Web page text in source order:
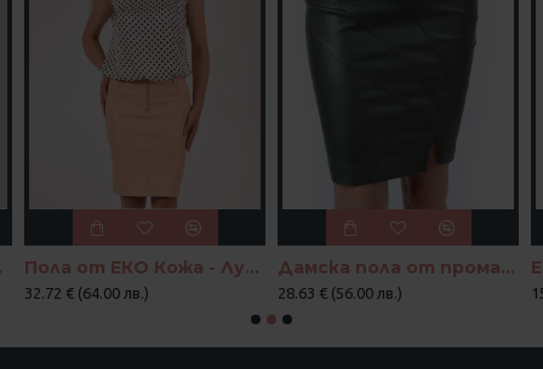
Пола от ЕКО Кожа - Лукс Комфорт
32.72 € (64.00 лв.)
Дамска пола от промазка във войнишко зелено
28.63 € (56.00 лв.)